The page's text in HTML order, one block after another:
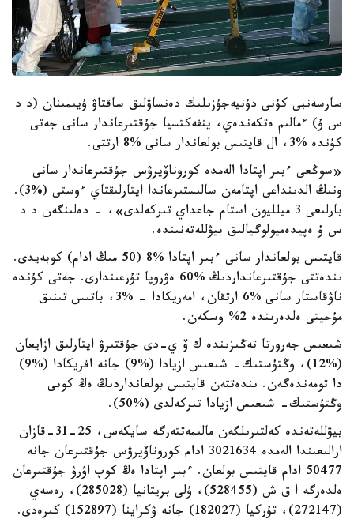
سارسەنبى كۇنى دۇنيەجۇزىلىك دەنساۋلىق ساقتاۋ ۇيىمىنان (د د
س ۇ) ءمالىم ەتكەندەي، ينفەكتسيا جۇقتىرعاندار سانى جەتى
كۇندە %3، ال قايتىس بولعاندار سانى %8 ارتتى.
«سوڭعى ءبىر اپتادا الەمدە كوروناۆيرۋس جۇقتىرعاندار سانى
ونىڭ الدىنداعى اپتامەن سالىستىرعاندا ايتارلىقتاي ءوستى (%3).
بارلىعى 3 ميلليون استام جاعداي تىركەلدى»، - دەلىنگەن د د
س ۇ ەپيدەميولوگيالىق بيۋللەتەنىندە.
قايتىس بولعاندار سانى ءبىر اپتادا %8 (50 مىڭ ادام) كوبەيدى.
ىندەتتى جۇقتىرعانداردىڭ %60 ەۋروپا تۇرعىندارى. جەتى كۇندە
ناۋقاستار سانى %6 ارتقان، امەريكادا - %3، باتىس تىنىق
مۇحيتى ەلدەرىندە 2% وسكەن.
شىعىس جەرورتا تەڭىزىندە ك ۆ ي-دى جۇقتىرۋ ايتارلىق ازايعان
(%12)، وڭتۇستىك- شىعىس ازيادا (%9) جانە افريكادا (%9)
دا تومەندەگەن. ىندەتتەن قايتىس بولعانداردىڭ ەڭ كوبى
وڭتۇستىك- شىعىس ازيادا تىركەلدى (%50).
بيۋللەتەندە كەلتىرىلگەن مالىمەتتەرگە سايكەس، 25-31-قازان
ارالىعىندا الەمدە 3021634 ادام كوروناۆيرۋس جۇقتىرعان جانە
50477 ادام قايتىس بولعان. ءبىر اپتادا ەڭ كوپ اۋرۋ جۇقتىرعان
ەلدەرگە ا ق ش (528455)، ۇلى بريتانيا (285028)، رەسەي
(272147)، تۇركيا (182027) جانە ۋكراينا (152897) كىرەدى.